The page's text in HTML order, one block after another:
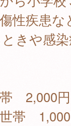
性疾患な
きや感
2,000円
帯